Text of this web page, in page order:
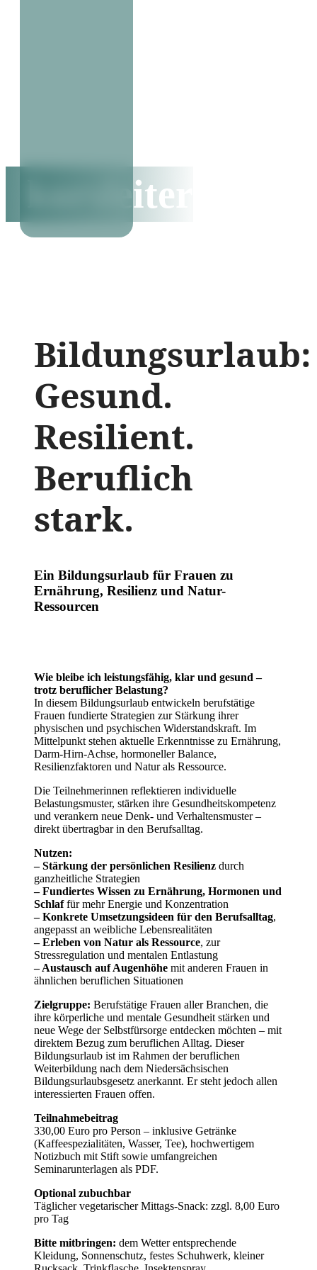
kursleiter
Bildungsurlaub:
Gesund.
Resilient.
Beruflich
stark.
Ein Bildungsurlaub für Frauen zu
Ernährung, Resilienz und Natur-
Ressourcen
Wie bleibe ich leistungsfähig, klar und gesund –
trotz beruflicher Belastung?
In diesem Bildungsurlaub entwickeln berufstätige
Frauen fundierte Strategien zur Stärkung ihrer
physischen und psychischen Widerstandskraft. Im
Mittelpunkt stehen aktuelle Erkenntnisse zu Ernährung,
Darm-Hirn-Achse, hormoneller Balance,
Resilienzfaktoren und Natur als Ressource.
Die Teilnehmerinnen reflektieren individuelle
Belastungsmuster, stärken ihre Gesundheitskompetenz
und verankern neue Denk- und Verhaltensmuster –
direkt übertragbar in den Berufsalltag.
Nutzen:
– Stärkung der persönlichen Resilienz durch
ganzheitliche Strategien
– Fundiertes Wissen zu Ernährung, Hormonen und
Schlaffür mehr Energie und Konzentration
– Konkrete Umsetzungsideen für den Berufsalltag,
angepasst an weibliche Lebensrealitäten
– Erleben von Natur als Ressource, zur
Stressregulation und mentalen Entlastung
– Austausch auf Augenhöhe mit anderen Frauen in
ähnlichen beruflichen Situationen
Zielgruppe: Berufstätige Frauen aller Branchen, die
ihre körperliche und mentale Gesundheit stärken und
neue Wege der Selbstfürsorge entdecken möchten – mit
direktem Bezug zum beruflichen Alltag. Dieser
Bildungsurlaub ist im Rahmen der beruflichen
Weiterbildung nach dem Niedersächsischen
Bildungsurlaubsgesetz anerkannt. Er steht jedoch allen
interessierten Frauen offen.
Teilnahmebeitrag
330,00 Euro pro Person – inklusive Getränke
(Kaffeespezialitäten, Wasser, Tee), hochwertigem
Notizbuch mit Stift sowie umfangreichen
Seminarunterlagen als PDF.
Optional zubuchbar
Täglicher vegetarischer Mittags-Snack: zzgl. 8,00 Euro
pro Tag
Bitte mitbringen: dem Wetter entsprechende
Kleidung, Sonnenschutz, festes Schuhwerk, kleiner